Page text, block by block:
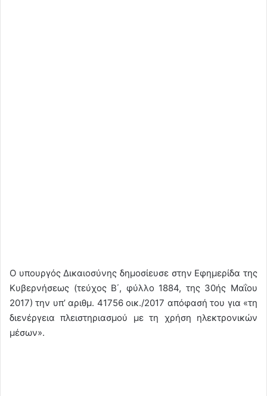
Ο υπουργός Δικαιοσύνης δημοσίευσε στην Εφημερίδα της
Κυβερνήσεως (τεύχος Β΄, φύλλο 1884, της 30ής Μαΐου
2017) την υπ’ αριθμ. 41756 οικ./2017 απόφασή του για «τη
διενέργεια πλειστηριασμού με τη χρήση ηλεκτρονικών
μέσων».